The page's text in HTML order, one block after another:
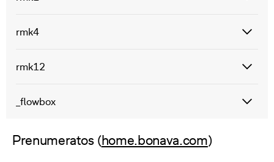
rmk4
rmk12
_flowbox
Prenumeratos (home.bonava.com)